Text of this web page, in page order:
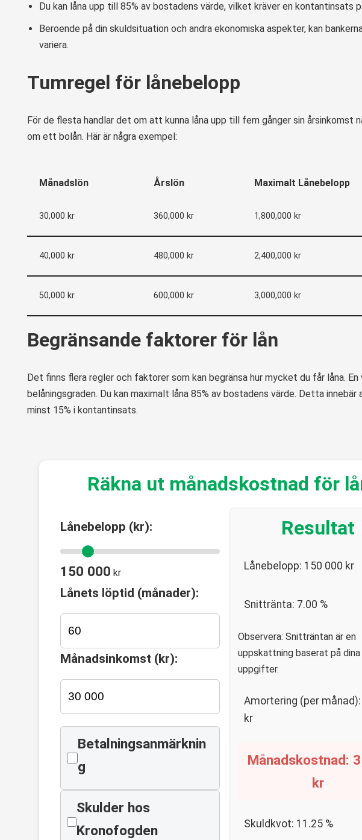
Du kan låna upp till 85% av bostadens värde, vilket kräver en kontantinsats
Beroende på din skuldsituation och andra ekonomiska aspekter, kan
variera.
Tumregel för lånebelopp
För de flesta handlar det om att kunna låna upp till fem gånger sin årsinkomst
om ett bolån. Här är några exempel:
Månadslön Årslön Maximalt Lånebelopp
30,000 kr 360,000 kr 1,800,000 kr
40,000 kr 480,000 kr 2,400,000 kr
50,000 kr 600,000 kr 3,000,000 kr
Begränsande faktorer för lån
Det finns flera regler och faktorer som kan begränsa hur mycket du får låna.
belåningsgraden. Du kan maximalt låna 85% av bostadens värde. Detta innebär
minst 15% i kontantinsats.
Räkna ut månadskostnad för
Lånebelopp (kr):
150 000 kr
Lånets löptid (månader):
Månadsinkomst (kr):
Betalningsanmärknin
g
Skulder hos
Kronofogden
Resultat
Lånebelopp: 150 000 kr
Snittränta: 7.00 %
Observera: Snitträntan är en
uppskattning baserat på dina
uppgifter.
Amortering (per månad):
kr
Månadskostnad:
kr
Skuldkvot: 11.25 %